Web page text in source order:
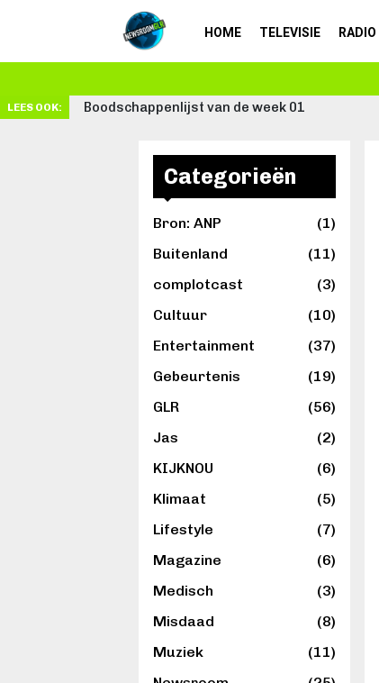
HOME TELEVISIE RADIO
LEES OOK: Schrijven: van passie tot beroep
Categorieën
Bron: ANP
(1)
Buitenland
(11)
complotcast
(3)
Cultuur
(10)
Entertainment
(37)
Gebeurtenis
(19)
GLR
(56)
Jas
(2)
KIJKNOU
(6)
Klimaat
(5)
Lifestyle
(7)
Magazine
(6)
Medisch
(3)
Misdaad
(8)
Muziek
(11)